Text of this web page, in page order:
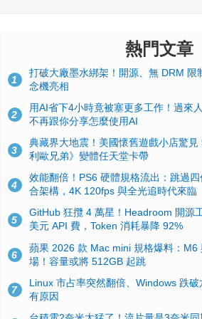
熱門文章
1
打破大廠墨水綁架！開源、無 DRM 限
念機亮相
2
用AI省下4小時竟被塞更多工作！過來
不再跟你分享怎麼使用AI
3
典藏界大地震！美國懷舊遊戲小店驚
利歐兄弟》變體任天堂卡帶
4
效能翻倍！PS6 硬體規格流出：跳過
合架構，4K 120fps 與全光追時代來臨
5
GitHub 狂攬 4 萬星！Headroom 開源
美元 API 費，Token 消耗暴降 92%
6
蘋果 2026 款 Mac mini 規格爆料：M6
場！容量或將 512GB 起跳
7
Linux 市占率突然翻倍、Windows 跌
有原因